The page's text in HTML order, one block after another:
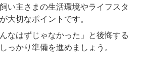
い主さまの生活環境やライフスタ
大切なポイントです。
なはずじゃなかった」と後悔する
っかり準備を進めましょう。